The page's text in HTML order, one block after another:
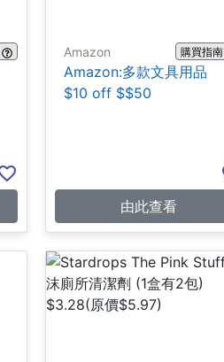
Amazon 購買指南
Amazon:多款文具用品
$10 off $$50
由此查看